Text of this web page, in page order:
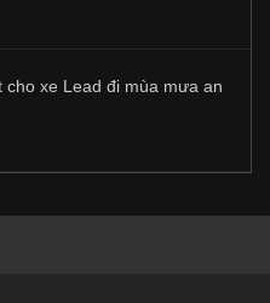
cho xe Lead đi mùa mưa an